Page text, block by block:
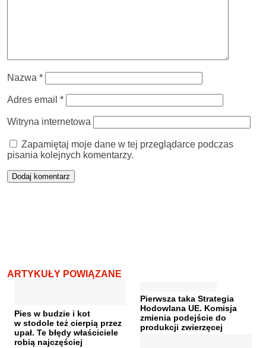
Nazwa *
Adres email *
Witryna internetowa
Zapamiętaj moje dane w tej przeglądarce podczas
pisania kolejnych komentarzy.
ARTYKUŁY POWIĄZANE
Pies w budzie i kot
w stodole też cierpią przez
upał. Te błędy właściciele
robią najczęściej
Pierwsza taka Strategia
Hodowlana UE. Komisja
zmienia podejście do
produkcji zwierzęcej